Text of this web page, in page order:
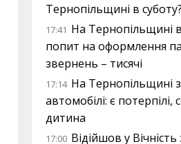
Тернопільщині в суботу?
17:41 На Тернопільщині
попит на оформлення
звернень – тисячі
17:14 На Тернопільщині
автомобілі: є потерпілі,
дитина
17:00 Відійшов у Вічність